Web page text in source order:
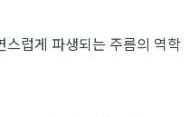
럽게 파생되는 주름의 역학